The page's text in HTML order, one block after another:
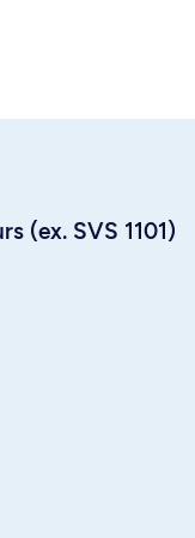
(ex. SVS 1101)